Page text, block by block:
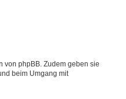
von phpBB. Zudem geben sie
beim Umgang mit